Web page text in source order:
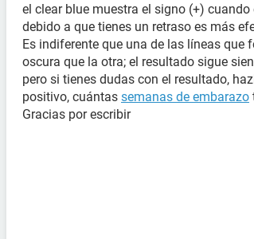
el clear blue muestra el signo (+)
debido a que tienes un retraso es más
Es indiferente que una de las líneas
oscura que la otra; el resultado sigue
pero si tienes dudas con el resultado,
positivo, cuántas semanas de embarazo
Gracias por escribir